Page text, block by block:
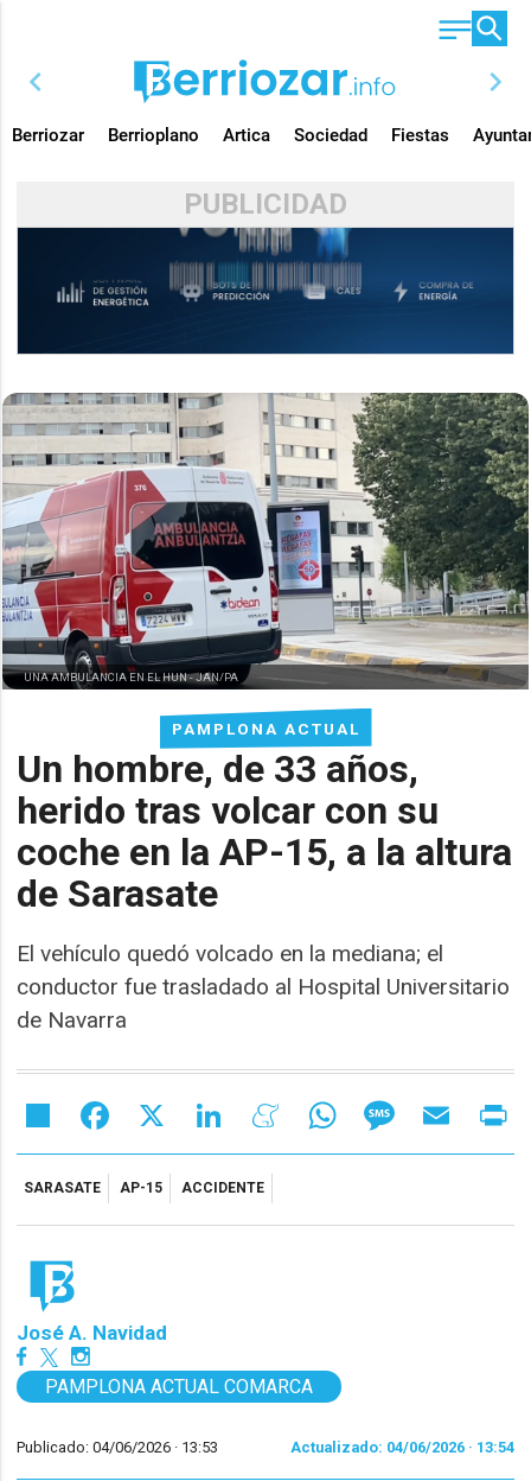
chevron_left chevron_right
Berriozar Berrioplano Artica Sociedad Fiestas
PUBLICIDAD
PAMPLONA ACTUAL
Un hombre, de 33 años,
herido tras volcar con su
coche en la AP-15, a la altura
de Sarasate
El vehículo quedó volcado en la mediana; el
conductor fue trasladado al Hospital Universitario
de Navarra
UNA AMBULANCIA EN EL HUN -JAN/PA
Share Facebook LinkedIn MeneameWhatsAppMessageEmail
SARASATE AP-15 ACCIDENTE
José A. Navidad
PAMPLONA ACTUAL COMARCA
Publicado: 04/06/2026 · 13:53 Actualizado: 04/06/2026 · 13:54